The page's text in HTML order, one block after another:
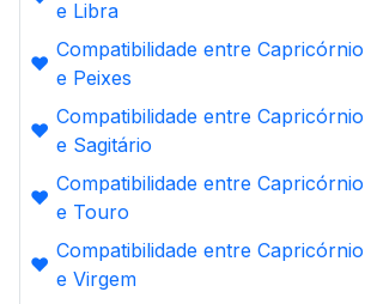
e Libra
❤️
Compatibilidade entre Capricórnio
e Peixes
❤️
Compatibilidade entre Capricórnio
e Sagitário
❤️
Compatibilidade entre Capricórnio
e Touro
❤️
Compatibilidade entre Capricórnio
e Virgem